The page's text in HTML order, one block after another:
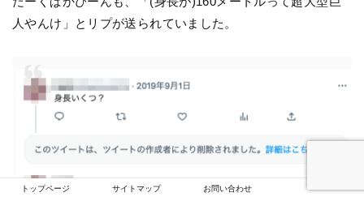
人やんけ」とリプが送られていました。
トップページ サイトマップ お問い合わせ